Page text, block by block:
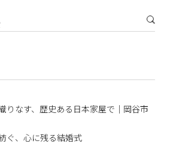
りなす、歴史ある日本家屋で｜岡谷市
ぐ、心に残る結婚式